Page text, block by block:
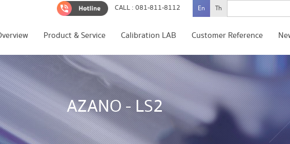
CALL : 081-811-8112 En Th
Product & Service Calibration LAB Customer Reference
AZANO - LS2